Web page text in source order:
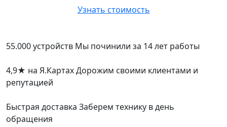
Узнать стоимость
55.000 устройств Мы починили за 14 лет работы
4,9★ на Я.КартахДорожим своими клиентами и
репутацией
Быстрая доставка Заберем технику в день
обращения